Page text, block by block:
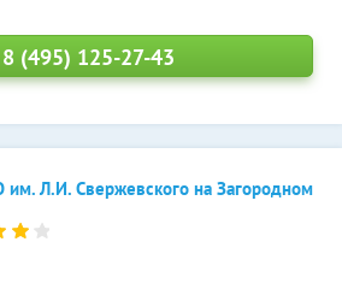
8 (495) 125-27-43
Л.И. Свержевского на Загородном